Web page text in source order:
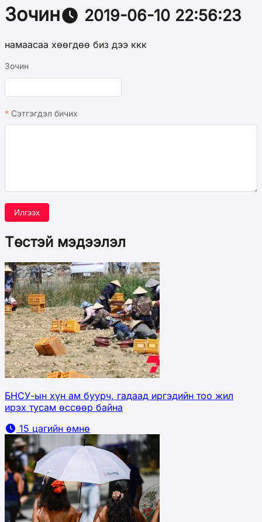
Зочин 2019-06-10 22:56:23
намаасаа хөөгдөө биз дээ ккк
Зочин
Сэтгэгдэл бичих
Илгээх
Төстэй мэдээлэл
БНСУ-ын хүн ам буурч, гадаад иргэдийн тоо жил
ирэх тусам өссөөр байна
15 цагийн өмнө